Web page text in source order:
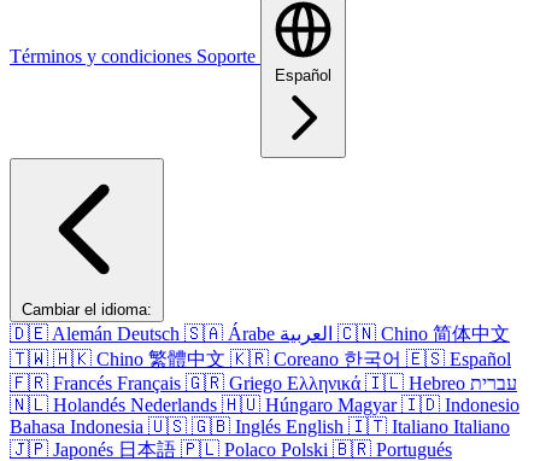
Términos y condiciones Soporte
Español
Cambiar el idioma:
🇩🇪 Alemán Deutsch 🇸🇦 Árabe العربية 🇨🇳 Chino 简体中文
🇹🇼 🇭🇰 Chino 繁體中文 🇰🇷 Coreano 한국어 🇪🇸 Español
🇫🇷 Francés Français 🇬🇷 Griego Ελληνικά 🇮🇱 Hebreo עברית
🇳🇱 Holandés Nederlands 🇭🇺 Húngaro Magyar 🇮🇩 Indonesio
Bahasa Indonesia 🇺🇸 🇬🇧 Inglés English 🇮🇹 Italiano Italiano
🇯🇵 Japonés 日本語 🇵🇱 Polaco Polski 🇧🇷 Portugués